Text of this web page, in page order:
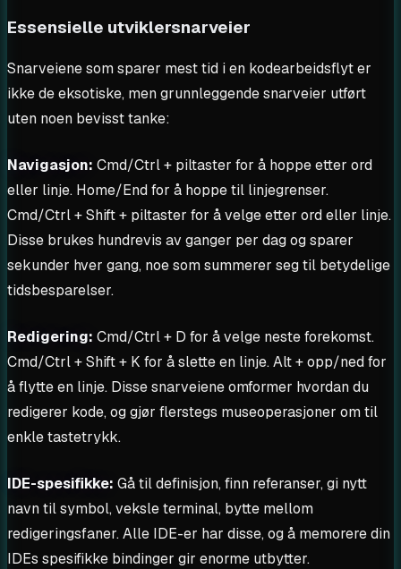
Essensielle utviklersnarveier
Snarveiene som sparer mest tid i en kodearbeidsflyt er
ikke de eksotiske, men grunnleggende snarveier utført
uten noen bevisst tanke:
Navigasjon: Cmd/Ctrl + piltaster for å hoppe etter ord
eller linje. Home/End for å hoppe til linjegrenser.
Cmd/Ctrl + Shift + piltaster for å velge etter ord eller linje.
Disse brukes hundrevis av ganger per dag og sparer
sekunder hver gang, noe som summerer seg til betydelige
tidsbesparelser.
Redigering: Cmd/Ctrl + D for å velge neste forekomst.
Cmd/Ctrl + Shift + K for å slette en linje. Alt + opp/ned for
å flytte en linje. Disse snarveiene omformer hvordan du
redigerer kode, og gjør flerstegs museoperasjoner om til
enkle tastetrykk.
IDE-spesifikke: Gå til definisjon, finn referanser, gi nytt
navn til symbol, veksle terminal, bytte mellom
redigeringsfaner. Alle IDE-er har disse, og å memorere din
IDEs spesifikke bindinger gir enorme utbytter.